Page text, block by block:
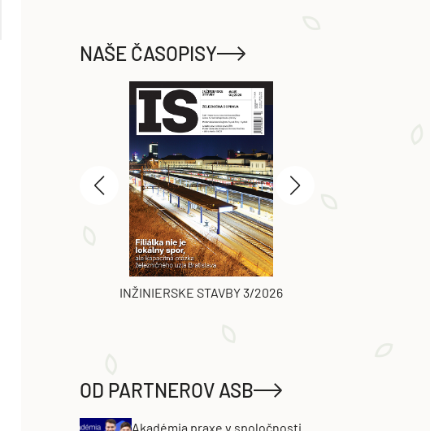
NAŠE ČASOPISY
INŽINIERSKE STAVBY 3/2026
OD PARTNEROV ASB
Akadémia praxe v spoločnosti